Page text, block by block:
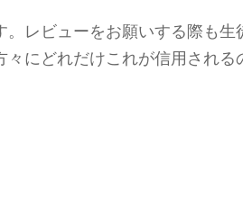
レビューをお願いする際も生
にどれだけこれが信用される